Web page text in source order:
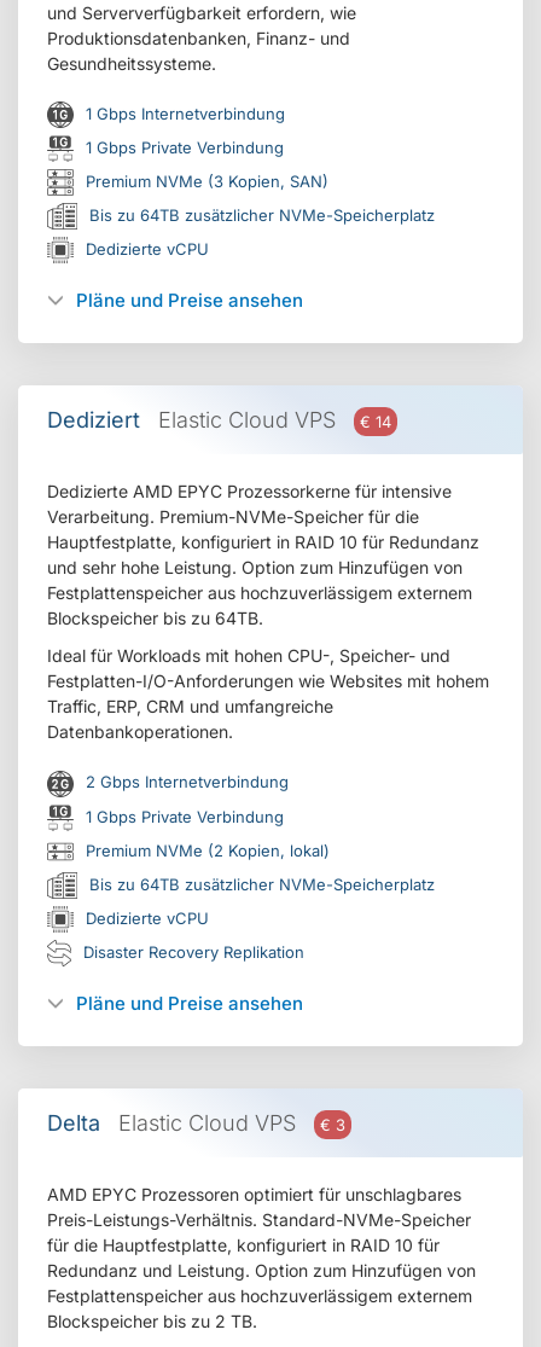
und Serververfügbarkeit erfordern, wie
Produktionsdatenbanken, Finanz- und
Gesundheitssysteme.
1 Gbps Internetverbindung
1 Gbps Private Verbindung
Premium NVMe (3 Kopien, SAN)
Bis zu 64TB zusätzlicher NVMe-Speicherplatz
Dedizierte vCPU
Pläne und Preise ansehen
Dediziert Elastic Cloud VPS € 14
Dedizierte AMD EPYC Prozessorkerne für intensive
Verarbeitung. Premium-NVMe-Speicher für die
Hauptfestplatte, konfiguriert in RAID 10 für Redundanz
und sehr hohe Leistung. Option zum Hinzufügen von
Festplattenspeicher aus hochzuverlässigem externem
Blockspeicher bis zu 64TB.
Ideal für Workloads mit hohen CPU-, Speicher- und
Festplatten-I/O-Anforderungen wie Websites mit hohem
Traffic, ERP, CRM und umfangreiche
Datenbankoperationen.
2 Gbps Internetverbindung
1 Gbps Private Verbindung
Premium NVMe (2 Kopien, lokal)
Bis zu 64TB zusätzlicher NVMe-Speicherplatz
Dedizierte vCPU
Disaster Recovery Replikation
Pläne und Preise ansehen
Delta Elastic Cloud VPS € 3
AMD EPYC Prozessoren optimiert für unschlagbares
Preis-Leistungs-Verhältnis. Standard-NVMe-Speicher
für die Hauptfestplatte, konfiguriert in RAID 10 für
Redundanz und Leistung. Option zum Hinzufügen von
Festplattenspeicher aus hochzuverlässigem externem
Blockspeicher bis zu 2 TB.